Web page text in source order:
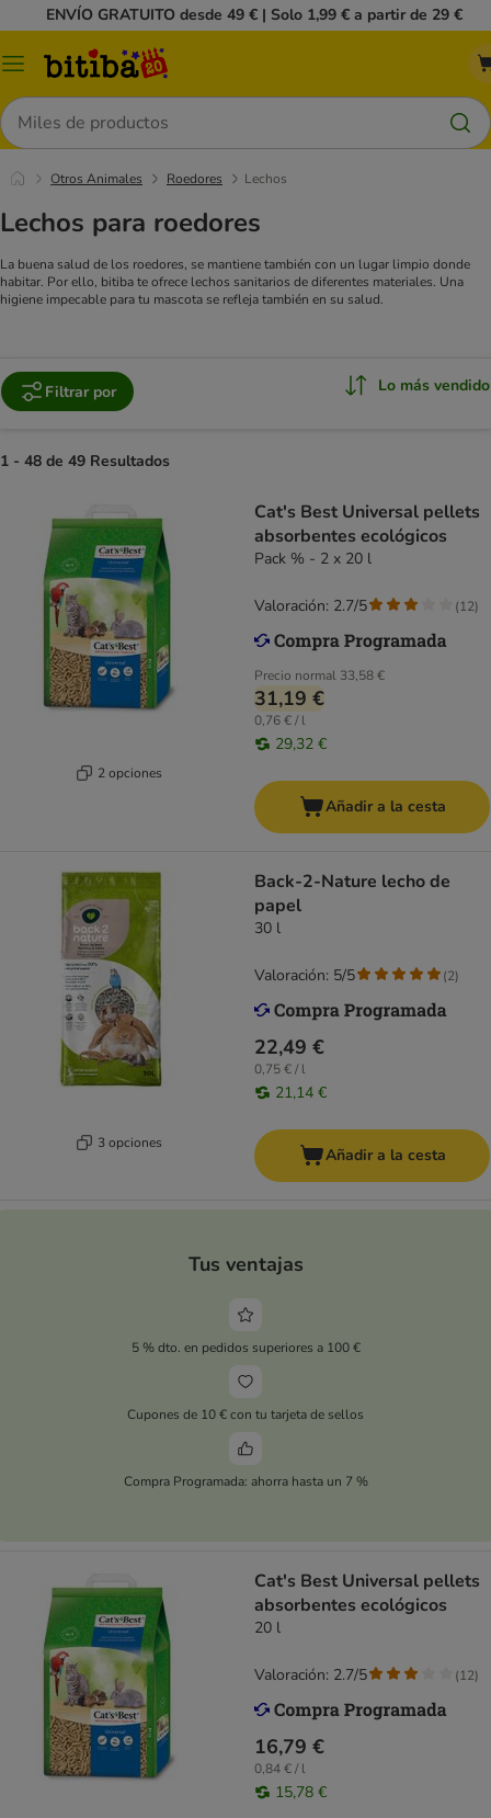
ENVÍO GRATUITO desde 49 € | Solo 1,99 € a partir de 29 €
Menú
Buscar
Otros Animales Roedores Lechos
Lechos para roedores
La buena salud de los roedores, se mantiene también con un lugar limpio donde
habitar. Por ello, bitiba te ofrece lechos sanitarios de diferentes materiales. Una
higiene impecable para tu mascota se refleja también en su salud.
Filtrar por Lo más vendido
1 - 48 de 49 Resultados
2 opciones
Cat's Best Universal pellets
absorbentes ecológicos
Pack % - 2 x 20 l
Precio normal 33,58 €
31,19 €
0,76 € / l
29,32 €
Valoración: 2.7/5 (12)
Añadir a la cesta
3 opciones
Back-2-Nature lecho de
papel
30 l
22,49 €
0,75 € / l
21,14 €
Valoración: 5/5 (2)
Añadir a la cesta
Tus ventajas
5 % dto. en pedidos superiores a 100 €
Cupones de 10 € con tu tarjeta de sellos
Compra Programada: ahorra hasta un 7 %
Cat's Best Universal pellets
absorbentes ecológicos
20 l
16,79 €
0,84 € / l
15,78 €
Valoración: 2.7/5 (12)